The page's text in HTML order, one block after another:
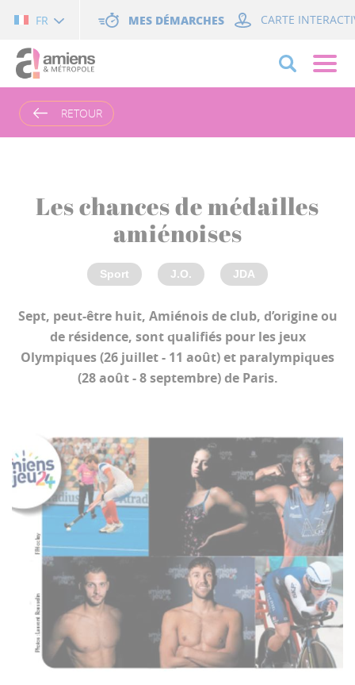
FR MES DÉMARCHES CARTE
RETOUR
Les chances de médailles
amiénoises
Sport J.O. JDA
Sept, peut-être huit, Amiénois de club, d’origine ou
de résidence, sont qualifiés pour les jeux
Olympiques (26 juillet - 11 août) et paralympiques
(28 août - 8 septembre) de Paris.